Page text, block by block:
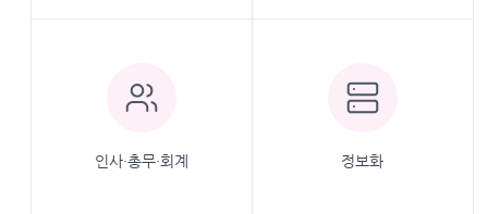
인사·총무·회계 정보화